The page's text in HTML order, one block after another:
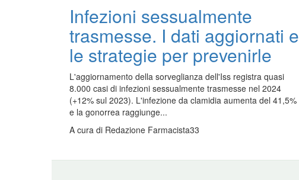
Infezioni sessualmente
trasmesse. I dati aggiornati e
le strategie per prevenirle
L'aggiornamento della sorveglianza dell'Iss registra quasi
8.000 casi di infezioni sessualmente trasmesse nel 2024
(+12% sul 2023). L'infezione da clamidia aumenta del 41,5%
e la gonorrea raggiunge...
A cura di Redazione Farmacista33